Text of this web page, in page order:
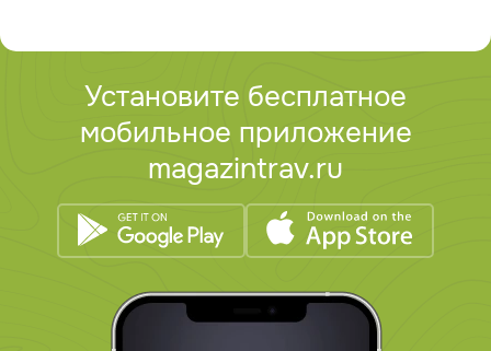
Установите бесплатное
мобильное приложение
magazintrav.ru